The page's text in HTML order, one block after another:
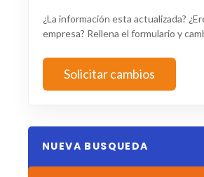
¿La información esta actualizada?
empresa? Rellena el formulario y
Solicitar cambios
NUEVA BUSQUEDA